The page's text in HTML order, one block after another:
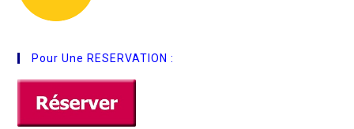
Pour Une RESERVATION :